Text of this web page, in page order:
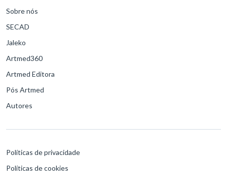
Sobre nós
SECAD
Jaleko
Artmed360
Artmed Editora
Pós Artmed
Autores
Políticas de privacidade
Políticas de cookies